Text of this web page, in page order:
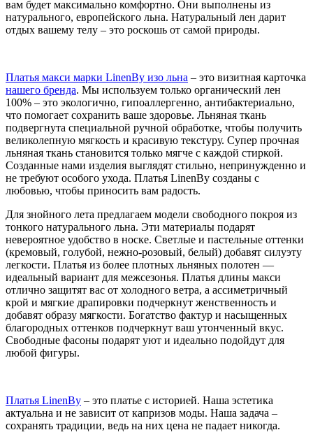
вам будет максимально комфортно. Они выполнены из
натурального, европейского льна. Натуральный лен дарит
отдых вашему телу – это роскошь от самой природы.
Платья макси марки LinenBy изо льна – это визитная карточка
нашего бренда. Мы используем только органический лен
100% – это экологично, гипоаллергенно, антибактериально,
что помогает сохранить ваше здоровье. Льняная ткань
подвергнута специальной ручной обработке, чтобы получить
великолепную мягкость и красивую текстуру. Супер прочная
льняная ткань становится только мягче с каждой стиркой.
Созданные нами изделия выглядят стильно, непринужденно и
не требуют особого ухода. Платья LinenBy созданы с
любовью, чтобы приносить вам радость.
Для знойного лета предлагаем модели свободного покроя из
тонкого натурального льна. Эти материалы подарят
невероятное удобство в носке. Светлые и пастельные оттенки
(кремовый, голубой, нежно-розовый, белый) добавят силуэту
легкости. Платья из более плотных льняных полотен —
идеальный вариант для межсезонья. Платья длины макси
отлично защитят вас от холодного ветра, а ассиметричный
крой и мягкие драпировки подчеркнут женственность и
добавят образу мягкости. Богатство фактур и насыщенных
благородных оттенков подчеркнут ваш утонченный вкус.
Свободные фасоны подарят уют и идеально подойдут для
любой фигуры.
Платья LinenBy – это платье с историей. Наша эстетика
актуальна и не зависит от капризов моды. Наша задача –
сохранять традиции, ведь на них цена не падает никогда.